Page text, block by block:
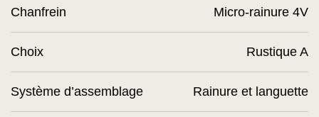
Chanfrein Micro-rainure 4V
Choix Rustique A
Système d’assemblage Rainure et languette